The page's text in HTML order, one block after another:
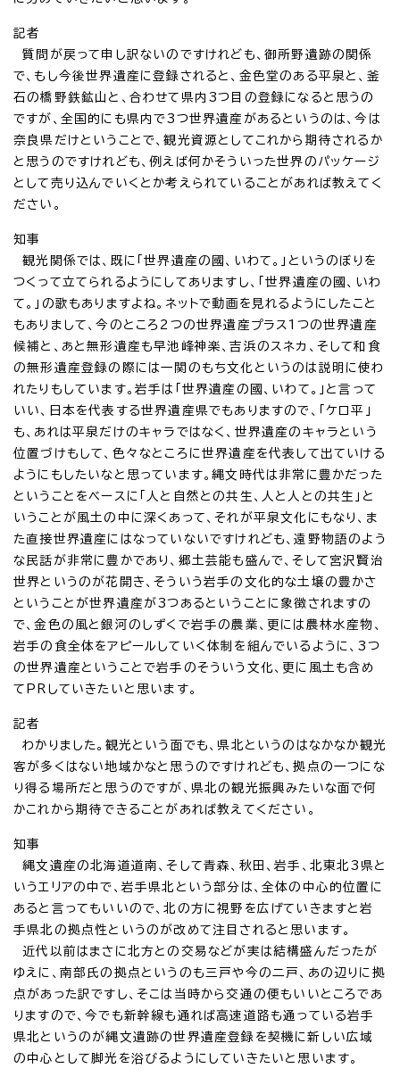
記者
質問が戻って申し訳ないのですけれども、御所野遺跡の関係
で、もし今後世界遺産に登録されると、金色堂のある平泉と、釜
石の橋野鉄鉱山と、合わせて県内3つ目の登録になると思うの
ですが、全国的にも県内で3つ世界遺産があるというのは、今は
奈良県だけということで、観光資源としてこれから期待されるか
と思うのですけれども、例えば何かそういった世界のパッケージ
として売り込んでいくとか考えられていることがあれば教えてく
ださい。
知事
観光関係では、既に「世界遺産の國、いわて。」というのぼりを
つくって立てられるようにしてありますし、「世界遺産の國、いわ
て。」の歌もありますよね。ネットで動画を見れるようにしたこと
もありまして、今のところ2つの世界遺産プラス1つの世界遺産
候補と、あと無形遺産も早池峰神楽、吉浜のスネカ、そして和食
の無形遺産登録の際には一関のもち文化というのは説明に使わ
れたりもしています。岩手は「世界遺産の國、いわて。」と言って
いい、日本を代表する世界遺産県でもありますので、「ケロ平」
も、あれは平泉だけのキャラではなく、世界遺産のキャラという
位置づけもして、色々なところに世界遺産を代表して出ていける
ようにもしたいなと思っています。縄文時代は非常に豊かだった
ということをベースに「人と自然との共生、人と人との共生」と
いうことが風土の中に深くあって、それが平泉文化にもなり、ま
た直接世界遺産にはなっていないですけれども、遠野物語のよう
な民話が非常に豊かであり、郷土芸能も盛んで、そして宮沢賢治
世界というのが花開き、そういう岩手の文化的な土壌の豊かさ
ということが世界遺産が3つあるということに象徴されますの
で、金色の風と銀河のしずくで岩手の農業、更には農林水産物、
岩手の食全体をアピールしていく体制を組んでいるように、3つ
の世界遺産ということで岩手のそういう文化、更に風土も含め
てPRしていきたいと思います。
記者
わかりました。観光という面でも、県北というのはなかなか観光
客が多くはない地域かなと思うのですけれども、拠点の一つにな
り得る場所だと思うのですが、県北の観光振興みたいな面で何
かこれから期待できることがあれば教えてください。
知事
縄文遺産の北海道道南、そして青森、秋田、岩手、北東北3県と
いうエリアの中で、岩手県北という部分は、全体の中心的位置に
あると言ってもいいので、北の方に視野を広げていきますと岩
手県北の拠点性というのが改めて注目されると思います。
近代以前はまさに北方との交易などが実は結構盛んだったが
ゆえに、南部氏の拠点というのも三戸や今の二戸、あの辺りに拠
点があった訳ですし、そこは当時から交通の便もいいところであ
りますので、今でも新幹線も通れば高速道路も通っている岩手
県北というのが縄文遺跡の世界遺産登録を契機に新しい広域
の中心として脚光を浴びるようにしていきたいと思います。